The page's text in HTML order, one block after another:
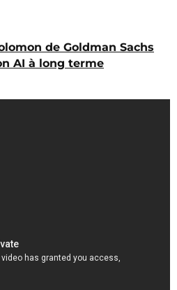
de Goldman Sachs
AI à long terme